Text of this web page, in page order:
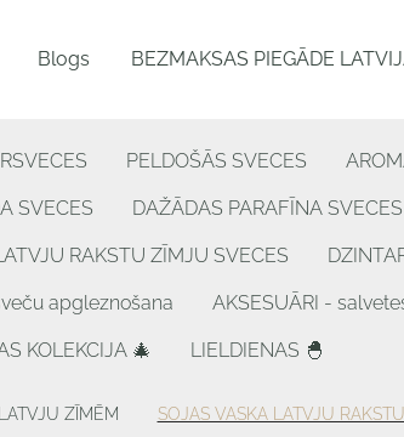
Blogs BEZMAKSAS PIEGĀDE
PELDOŠĀS SVECES
SVECES DAŽĀDAS PARAFĪNA SVECES
RAKSTU ZĪMJU SVECES
apgleznošana AKSESUĀRI -
KOLEKCIJA 🎄 LIELDIENAS 🐣
ZĪMĒM SOJAS VASKA LATVJU